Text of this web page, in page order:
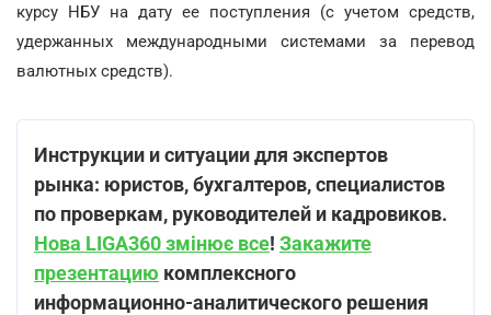
курсу НБУ на дату ее поступления (с учетом средств,
удержанных международными системами за перевод
валютных средств).
Инструкции и ситуации для экспертов
рынка: юристов, бухгалтеров, специалистов
по проверкам, руководителей и кадровиков.
Нова LIGA360 змінює все! Закажите
презентацию комплексного
информационно-аналитического решения